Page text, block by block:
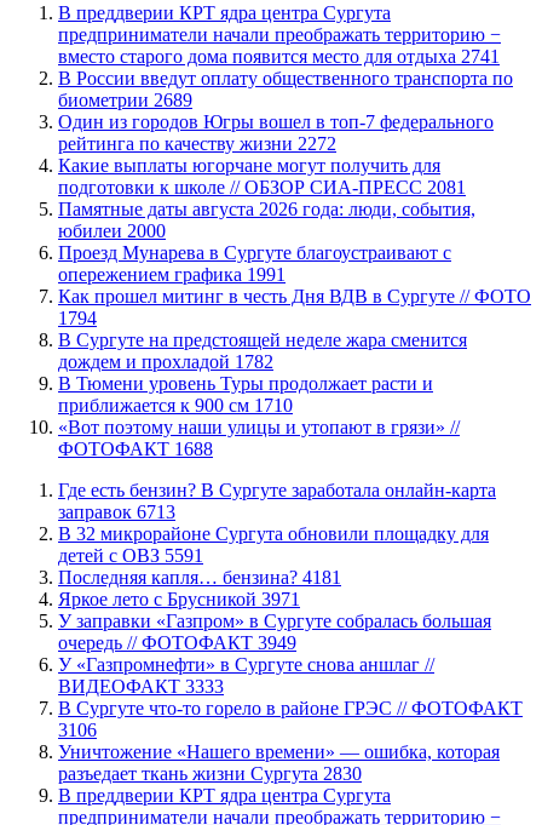
​В преддверии КРТ ядра центра Сургута
предприниматели начали преображать территорию −
вместо старого дома появится место для отдыха 2741
В России введут оплату общественного транспорта по
биометрии 2689
Один из городов Югры вошел в топ-7 федерального
рейтинга по качеству жизни 2272
Какие выплаты югорчане могут получить для
подготовки к школе // ОБЗОР СИА-ПРЕСС 2081
​Памятные даты августа 2026 года: люди, события,
юбилеи 2000
​Проезд Мунарева в Сургуте благоустраивают с
опережением графика 1991
Как прошел митинг в честь Дня ВДВ в Сургуте // ФОТО
1794
В Сургуте на предстоящей неделе жара сменится
дождем и прохладой 1782
В Тюмени уровень Туры продолжает расти и
приближается к 900 см 1710
«Вот поэтому наши улицы и утопают в грязи» //
ФОТОФАКТ 1688
​Где есть бензин? В Сургуте заработала онлайн-карта
заправок 6713
В 32 микрорайоне Сургута обновили площадку для
детей с ОВЗ 5591
​Последняя капля… бензина? 4181
Яркое лето с Брусникой 3971
​У заправки «Газпром» в Сургуте собралась большая
очередь // ФОТОФАКТ 3949
У «Газпромнефти» в Сургуте снова аншлаг //
ВИДЕОФАКТ 3333
​В Сургуте что-то горело в районе ГРЭС // ФОТОФАКТ
3106
​Уничтожение «Нашего времени» — ошибка, которая
разъедает ткань жизни Сургута 2830
​В преддверии КРТ ядра центра Сургута
предприниматели начали преображать территорию −